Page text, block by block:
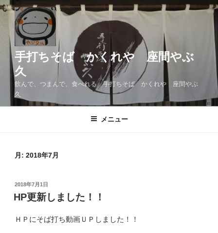
コ
手打ちそば かくれや 座間やぶ
久
飲んで、つまんで、食べれる 手打ちそば かくれや 座間やぶ
久
メニュー
月: 2018年7月
投
稿
日:
2018年7月1日
HP更新しました！！
ＨＰにそば打ち動画ＵＰしました！！